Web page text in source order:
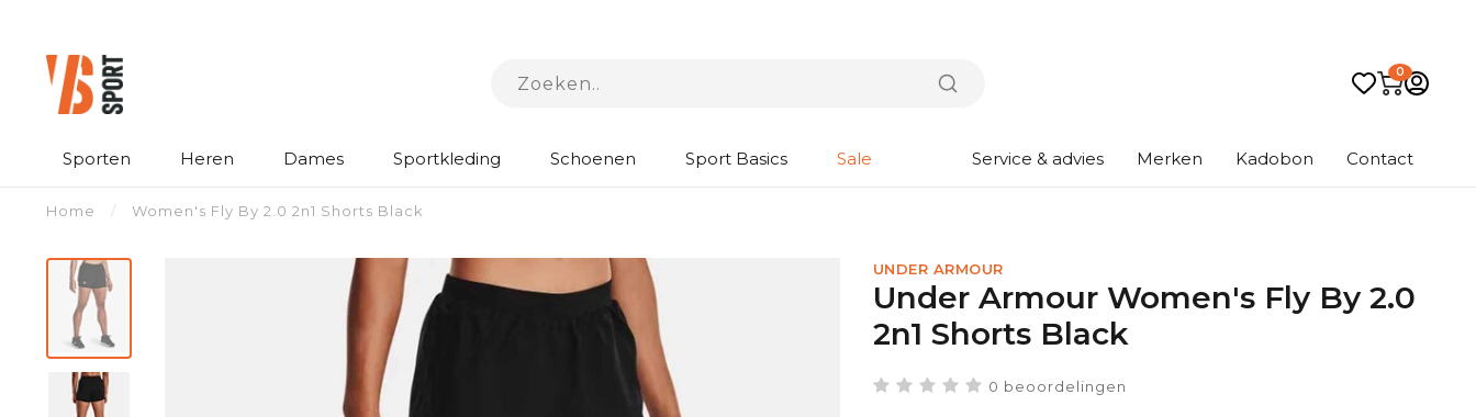
0
Sporten Heren Dames Sportkleding Schoenen Sport Basics Sale Service & advies Merken Kadobon Contact
Home / Women's Fly By 2.0 2n1 Shorts Black
UNDER ARMOUR
Under Armour Women's Fly By 2.0
2n1 Shorts Black
0 beoordelingen